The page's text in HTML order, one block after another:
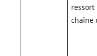
ressort
chaîne